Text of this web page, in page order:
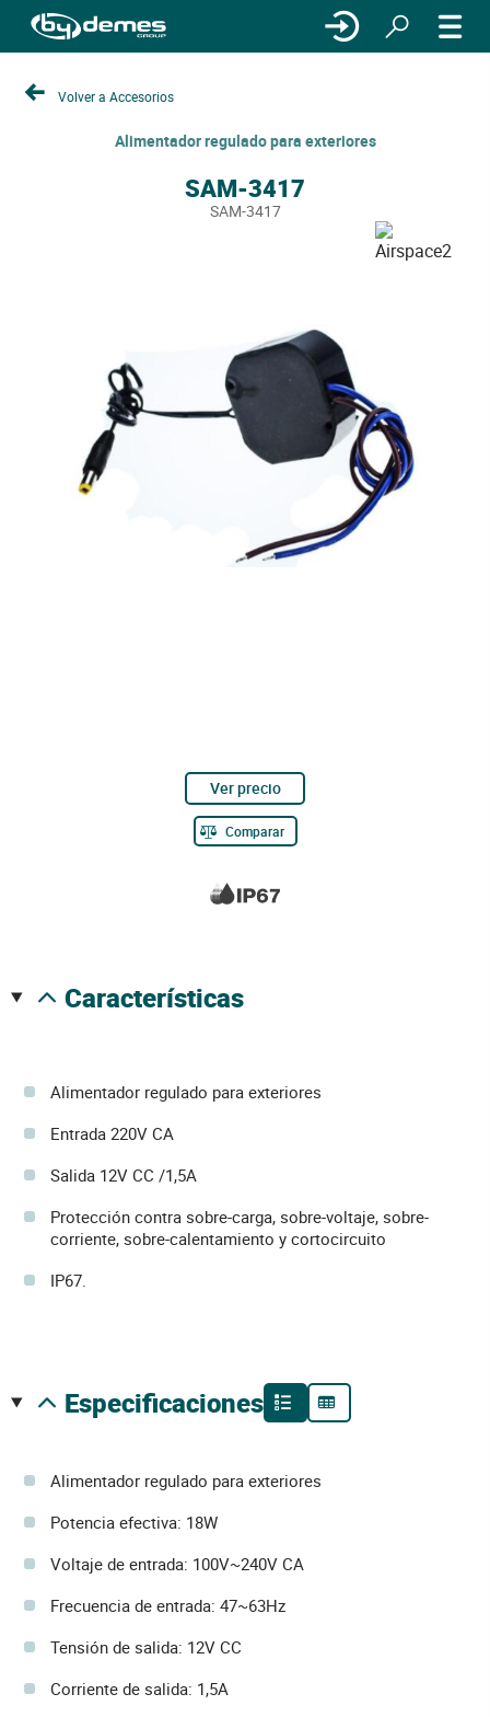
Volver a Accesorios
Alimentador regulado para exteriores
SAM-3417
SAM-3417
Ver precio
Comparar
características
Alimentador regulado para exteriores
Entrada 220V CA
Salida 12V CC /1,5A
Protección contra sobre-carga, sobre-voltaje, sobre-
corriente, sobre-calentamiento y cortocircuito
IP67.
especificaciones
Alimentador regulado para exteriores
Potencia efectiva: 18W
Voltaje de entrada: 100V~240V CA
Frecuencia de entrada: 47~63Hz
Tensión de salida: 12V CC
Corriente de salida: 1,5A